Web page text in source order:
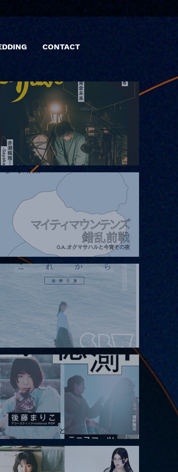
CONTACT
|【観覧】hamachiまつり2026２days-月見ル君想フ編
|【観覧】マイティマウンテンズpresents. “HALL-IN-
|【観覧】Oaiko pre.「これから」延期公演 Blurred
× 17歳とベルリンの壁
|【観覧】「巷のmyストーリー/風の憶測1～後藤まりこ
スティックviolence POPとテニスコーツ」